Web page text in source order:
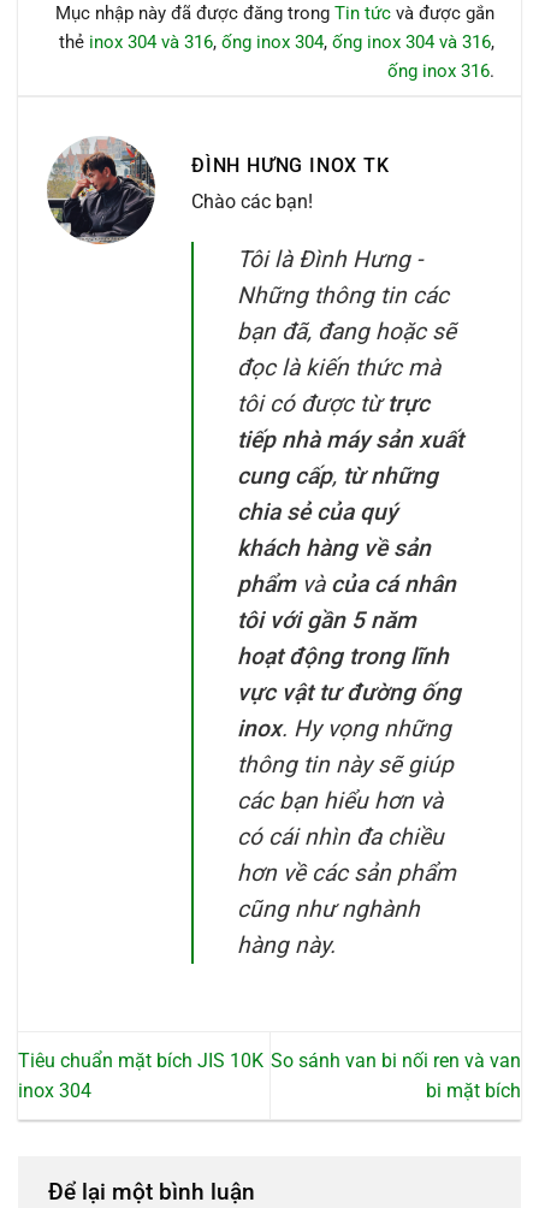
Mục nhập này đã được đăng trong Tin tứcvà được gắn
thẻ inox 304 và 316, ống inox 304, ống inox 304 và 316,
ống inox 316.
ĐÌNH HƯNG INOX TK
Chào các bạn!
Tôi là Đình Hưng -
Những thông tin các
bạn đã, đang hoặc sẽ
đọc là kiến thức mà
tôi có được từtrực
tiếp nhà máy sản xuất
cung cấp, từ những
chia sẻ của quý
khách hàng về sản
phẩmvà của cá nhân
tôi với gần 5 năm
hoạt động trong lĩnh
vực vật tư đường ống
inox. Hy vọng những
thông tin này sẽ giúp
các bạn hiểu hơn và
có cái nhìn đa chiều
hơn về các sản phẩm
cũng như nghành
hàng này.
Tiêu chuẩn mặt bích JIS 10K
inox 304
So sánh van bi nối ren và van
bi mặt bích
Để lại một bình luận